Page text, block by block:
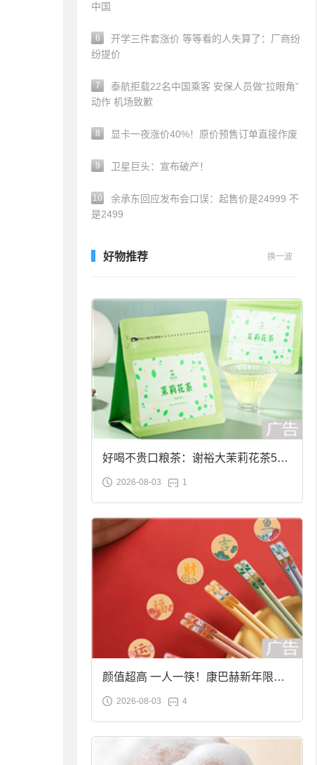
中国
6
开学三件套涨价 等等看的人失算了：厂商纷
纷提价
7
泰航拒载22名中国乘客 安保人员做“拉眼角”
动作 机场致歉
8 显卡一夜涨价40%！原价预售订单直接作废
9 卫星巨头：宣布破产！
10
余承东回应发布会口误：起售价是24999 不
是2499
好物推荐 换一波
好喝不贵口粮茶：谢裕大茉莉花茶50g
袋装9.9元到手
2026-08-03 1
颜值超高 一人一筷！康巴赫新年限定
合金筷子大促：19.9元
2026-08-03 4